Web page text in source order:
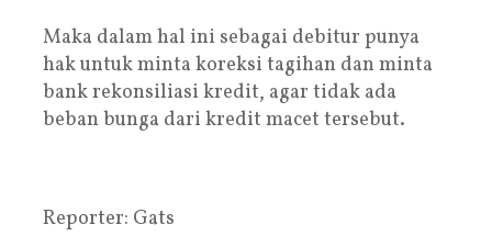
Maka dalam hal ini sebagai debitur punya
hak untuk minta koreksi tagihan dan minta
bank rekonsiliasi kredit, agar tidak ada
beban bunga dari kredit macet tersebut.
Reporter: Gats